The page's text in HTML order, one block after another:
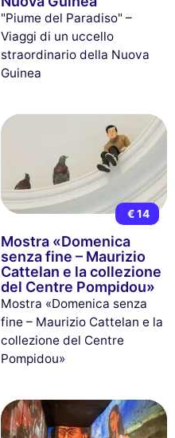
"Piume del Paradiso" –
Viaggi di un uccello
straordinario della Nuova
Guinea
€ 14
Mostra «Domenica
senza fine – Maurizio
Cattelan e la collezione
del Centre Pompidou»
Mostra «Domenica senza
fine – Maurizio Cattelan e la
collezione del Centre
Pompidou»